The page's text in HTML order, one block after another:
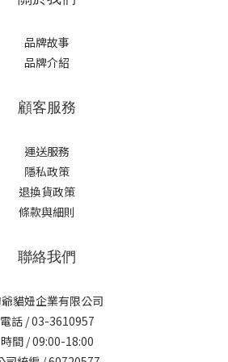
品牌故事
品牌介紹
顧客服務
運送服務
隱私政策
退換貨政策
條款與細則
聯絡我們
貓妞企業有限公司
電話 / 03-3610957
時間 / 09:00-18:00